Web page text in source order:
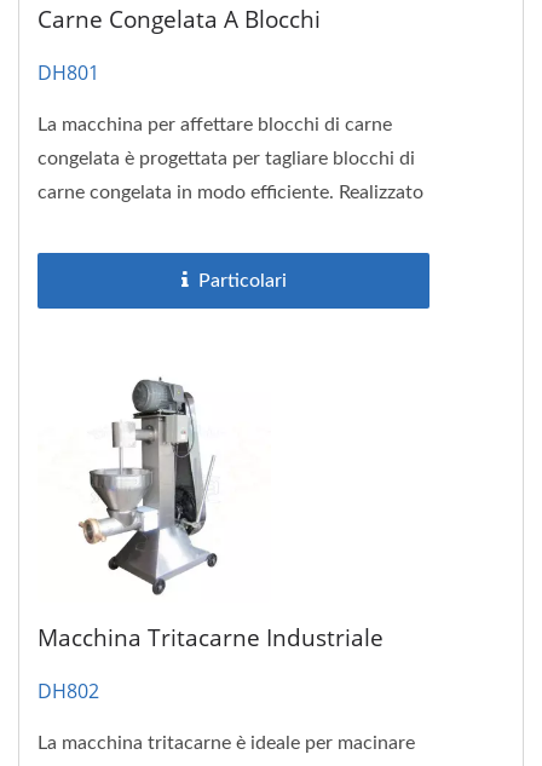
Carne Congelata A Blocchi
DH801
La macchina per affettare blocchi di carne
congelata è progettata per tagliare blocchi di
carne congelata in modo efficiente. Realizzato
Particolari
Macchina Tritacarne Industriale
DH802
La macchina tritacarne è ideale per macinare